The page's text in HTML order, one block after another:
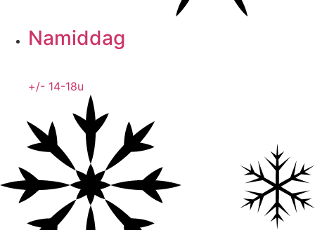
Namiddag
+/- 14-18u